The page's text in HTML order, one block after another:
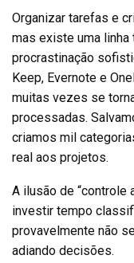
Organizar tarefas e
mas existe uma
procrastinação
Keep, Evernote e
muitas vezes se
processadas.
criamos mil
real aos projetos.
A ilusão de “controle
investir tempo
provavelmente não
adiando decisões.